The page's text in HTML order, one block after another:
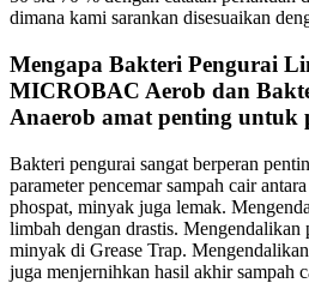
dimana kami sarankan disesuaikan
Mengapa Bakteri Pengurai
MICROBAC Aerob dan
Anaerob amat penting untuk
Bakteri pengurai sangat berperan
parameter pencemar sampah cair
phospat, minyak juga lemak.
limbah dengan drastis. Mengendalikan
minyak di Grease Trap.
juga menjernihkan hasil akhir sampah